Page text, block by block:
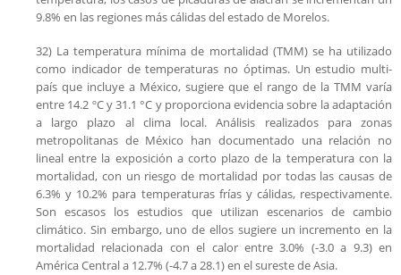
9.8% en las regiones más cálidas del estado de Morelos.
32) La temperatura mínima de mortalidad (TMM) se ha utilizado
como indicador de temperaturas no óptimas. Un estudio multi-
país que incluye a México, sugiere que el rango de la TMM varía
entre 14.2 ºC y 31.1 °C y proporciona evidencia sobre la adaptación
a largo plazo al clima local. Análisis realizados para zonas
metropolitanas de México han documentado una relación no
lineal entre la exposición a corto plazo de la temperatura con la
mortalidad, con un riesgo de mortalidad por todas las causas de
6.3% y 10.2% para temperaturas frías y cálidas, respectivamente.
Son escasos los estudios que utilizan escenarios de cambio
climático. Sin embargo, uno de ellos sugiere un incremento en la
mortalidad relacionada con el calor entre 3.0% (-3.0 a 9.3) en
América Central a 12.7% (-4.7 a 28.1) en el sureste de Asia.